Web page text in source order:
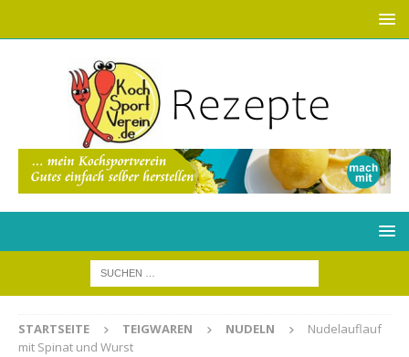
STARTSEITE TEIGWAREN NUDELN
Nudelauflauf
mit Spinat und Wurst